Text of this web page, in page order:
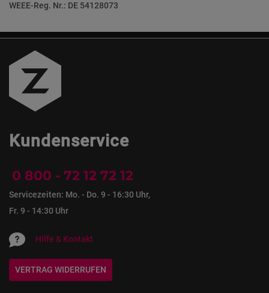
WEEE-Reg. Nr.: DE 54128073
Kundenservice
0 800 - 72 12 72 12
Servicezeiten: Mo. - Do. 9 - 16:30 Uhr,
Fr. 9 - 14:30 Uhr
Hilfe & Kontakt
VERTRAG WIDERRUFEN